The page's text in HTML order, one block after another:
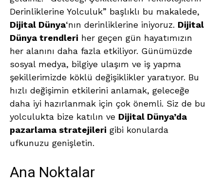
Derinliklerine Yolculuk” başlıklı bu makalede,
Dijital Dünya‘nın derinliklerine iniyoruz. Dijital
Dünya trendleri her geçen gün hayatımızın
her alanını daha fazla etkiliyor. Günümüzde
sosyal medya, bilgiye ulaşım ve iş yapma
şekillerimizde köklü değişiklikler yaratıyor. Bu
hızlı değişimin etkilerini anlamak, geleceğe
daha iyi hazırlanmak için çok önemli. Siz de bu
yolculukta bize katılın ve Dijital Dünya’da
pazarlama stratejileri gibi konularda
ufkunuzu genişletin.
Ana Noktalar